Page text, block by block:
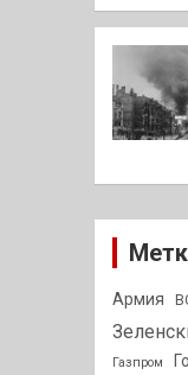
Армия
Газпром